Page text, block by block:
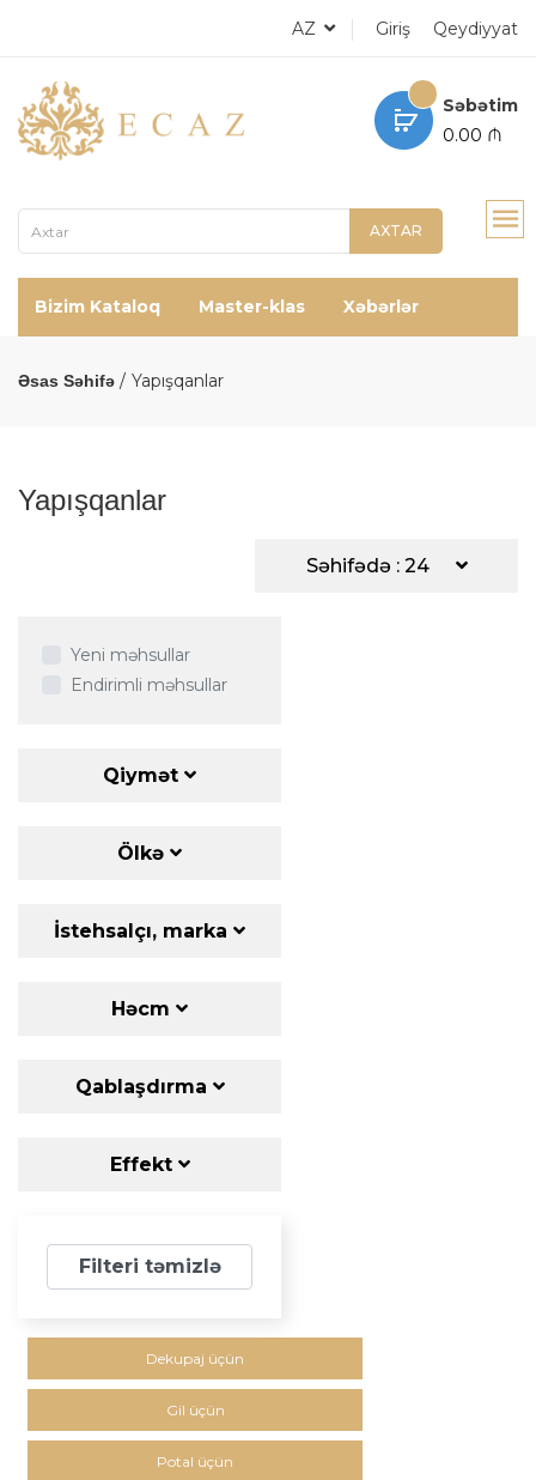
AZ Giriş Qeydiyyat
Səbətim
0.00 ₼
AXTAR
Bizim Kataloq Master-klas Xəbərlər
Əsas Səhifə Yapışqanlar
Yapışqanlar
Səhifədə : 24
Yeni məhsullar
Endirimli məhsullar
Qiymət
Ölkə
İstehsalçı, marka
Həcm
Qablaşdırma
Effekt
Filteri təmizlə
Dekupaj üçün
Gil üçün
Potal üçün